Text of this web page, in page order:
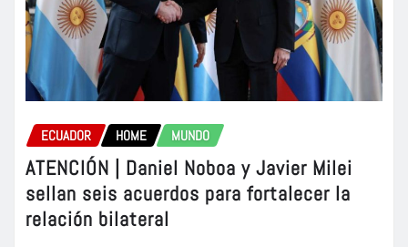
ECUADOR HOME MUNDO
ATENCIÓN | Daniel Noboa y Javier Milei
sellan seis acuerdos para fortalecer la
relación bilateral